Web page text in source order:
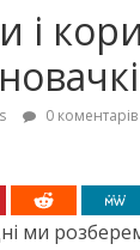
і
0 коментарів
ми